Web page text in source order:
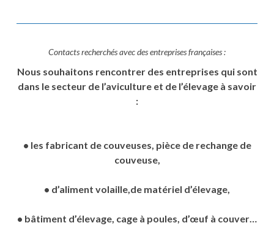
Contacts recherchés avec des entreprises françaises :
Nous souhaitons rencontrer des entreprises qui sont
dans le secteur de l’aviculture et de l’élevage à savoir
:
• les fabricant de couveuses, pièce de rechange de
couveuse,
• d’aliment volaille,de matériel d’élevage,
• bâtiment d’élevage, cage à poules, d’œuf à couver…